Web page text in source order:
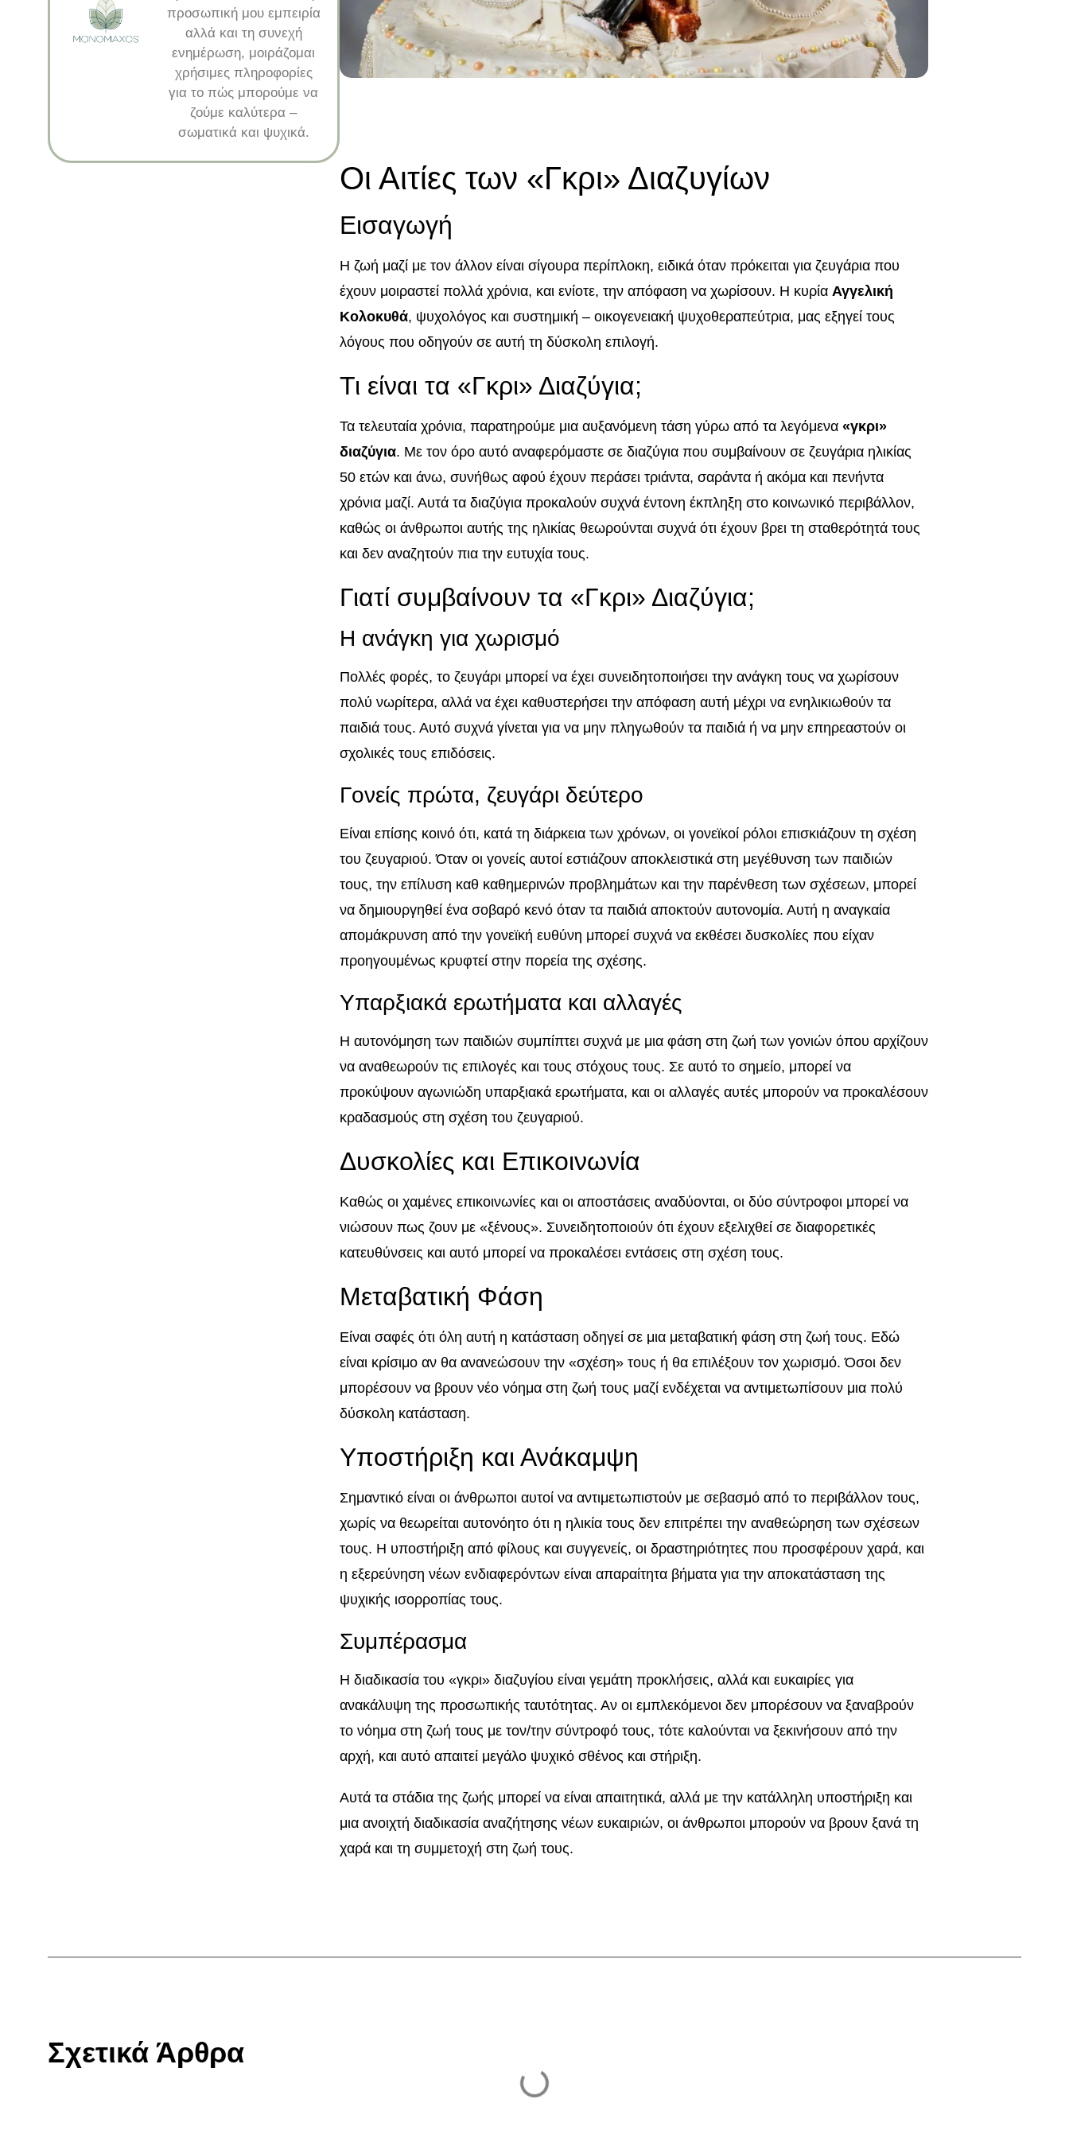
προσωπική μου εμπειρία
αλλά και τη συνεχή
ενημέρωση, μοιράζομαι
χρήσιμες πληροφορίες
για το πώς μπορούμε να
ζούμε καλύτερα –
σωματικά και ψυχικά.
Οι Αιτίες των «Γκρι» Διαζυγίων
Εισαγωγή
Η ζωή μαζί με τον άλλον είναι σίγουρα περίπλοκη, ειδικά όταν πρόκειται για ζευγάρια που
έχουν μοιραστεί πολλά χρόνια, και ενίοτε, την απόφαση να χωρίσουν. Η κυρία Αγγελική
Κολοκυθά, ψυχολόγος και συστημική – οικογενειακή ψυχοθεραπεύτρια, μας εξηγεί τους
λόγους που οδηγούν σε αυτή τη δύσκολη επιλογή.
Τι είναι τα «Γκρι» Διαζύγια;
Τα τελευταία χρόνια, παρατηρούμε μια αυξανόμενη τάση γύρω από τα λεγόμενα«γκρι»
διαζύγια. Με τον όρο αυτό αναφερόμαστε σε διαζύγια που συμβαίνουν σε ζευγάρια ηλικίας
50 ετών και άνω, συνήθως αφού έχουν περάσει τριάντα, σαράντα ή ακόμα και πενήντα
χρόνια μαζί. Αυτά τα διαζύγια προκαλούν συχνά έντονη έκπληξη στο κοινωνικό περιβάλλον,
καθώς οι άνθρωποι αυτής της ηλικίας θεωρούνται συχνά ότι έχουν βρει τη σταθερότητά τους
και δεν αναζητούν πια την ευτυχία τους.
Γιατί συμβαίνουν τα «Γκρι» Διαζύγια;
Η ανάγκη για χωρισμό
Πολλές φορές, το ζευγάρι μπορεί να έχει συνειδητοποιήσει την ανάγκη τους να χωρίσουν
πολύ νωρίτερα, αλλά να έχει καθυστερήσει την απόφαση αυτή μέχρι να ενηλικιωθούν τα
παιδιά τους. Αυτό συχνά γίνεται για να μην πληγωθούν τα παιδιά ή να μην επηρεαστούν οι
σχολικές τους επιδόσεις.
Γονείς πρώτα, ζευγάρι δεύτερο
Είναι επίσης κοινό ότι, κατά τη διάρκεια των χρόνων, οι γονεϊκοί ρόλοι επισκιάζουν τη σχέση
του ζευγαριού. Όταν οι γονείς αυτοί εστιάζουν αποκλειστικά στη μεγέθυνση των παιδιών
τους, την επίλυση καθ καθημερινών προβλημάτων και την παρένθεση των σχέσεων, μπορεί
να δημιουργηθεί ένα σοβαρό κενό όταν τα παιδιά αποκτούν αυτονομία. Αυτή η αναγκαία
απομάκρυνση από την γονεϊκή ευθύνη μπορεί συχνά να εκθέσει δυσκολίες που είχαν
προηγουμένως κρυφτεί στην πορεία της σχέσης.
Υπαρξιακά ερωτήματα και αλλαγές
Η αυτονόμηση των παιδιών συμπίπτει συχνά με μια φάση στη ζωή των γονιών όπου αρχίζουν
να αναθεωρούν τις επιλογές και τους στόχους τους. Σε αυτό το σημείο, μπορεί να
προκύψουν αγωνιώδη υπαρξιακά ερωτήματα, και οι αλλαγές αυτές μπορούν να προκαλέσουν
κραδασμούς στη σχέση του ζευγαριού.
Δυσκολίες και Επικοινωνία
Καθώς οι χαμένες επικοινωνίες και οι αποστάσεις αναδύονται, οι δύο σύντροφοι μπορεί να
νιώσουν πως ζουν με «ξένους». Συνειδητοποιούν ότι έχουν εξελιχθεί σε διαφορετικές
κατευθύνσεις και αυτό μπορεί να προκαλέσει εντάσεις στη σχέση τους.
Μεταβατική Φάση
Είναι σαφές ότι όλη αυτή η κατάσταση οδηγεί σε μια μεταβατική φάση στη ζωή τους. Εδώ
είναι κρίσιμο αν θα ανανεώσουν την «σχέση» τους ή θα επιλέξουν τον χωρισμό. Όσοι δεν
μπορέσουν να βρουν νέο νόημα στη ζωή τους μαζί ενδέχεται να αντιμετωπίσουν μια πολύ
δύσκολη κατάσταση.
Υποστήριξη και Ανάκαμψη
Σημαντικό είναι οι άνθρωποι αυτοί να αντιμετωπιστούν με σεβασμό από το περιβάλλον τους,
χωρίς να θεωρείται αυτονόητο ότι η ηλικία τους δεν επιτρέπει την αναθεώρηση των σχέσεων
τους. Η υποστήριξη από φίλους και συγγενείς, οι δραστηριότητες που προσφέρουν χαρά, και
η εξερεύνηση νέων ενδιαφερόντων είναι απαραίτητα βήματα για την αποκατάσταση της
ψυχικής ισορροπίας τους.
Συμπέρασμα
Η διαδικασία του «γκρι» διαζυγίου είναι γεμάτη προκλήσεις, αλλά και ευκαιρίες για
ανακάλυψη της προσωπικής ταυτότητας. Αν οι εμπλεκόμενοι δεν μπορέσουν να ξαναβρούν
το νόημα στη ζωή τους με τον/την σύντροφό τους, τότε καλούνται να ξεκινήσουν από την
αρχή, και αυτό απαιτεί μεγάλο ψυχικό σθένος και στήριξη.
Αυτά τα στάδια της ζωής μπορεί να είναι απαιτητικά, αλλά με την κατάλληλη υποστήριξη και
μια ανοιχτή διαδικασία αναζήτησης νέων ευκαιριών, οι άνθρωποι μπορούν να βρουν ξανά τη
χαρά και τη συμμετοχή στη ζωή τους.
Σχετικά Άρθρα